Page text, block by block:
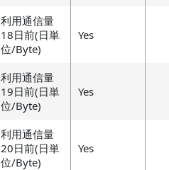
利用通信量
18日前(日単
位/Byte)
Yes
利用通信量
19日前(日単
位/Byte)
Yes
利用通信量
20日前(日単
位/Byte)
Yes